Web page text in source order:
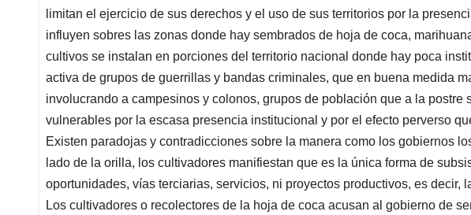
limitan el ejercicio de sus derechos y el uso de sus territorios por la
influyen sobres las zonas donde hay sembrados de hoja de coca,
cultivos se instalan en porciones del territorio nacional donde hay poca
activa de grupos de guerrillas y bandas criminales, que en buena medida
involucrando a campesinos y colonos, grupos de población que a la postre
vulnerables por la escasa presencia institucional y por el efecto perverso
Existen paradojas y contradicciones sobre la manera como los gobiernos
lado de la orilla, los cultivadores manifiestan que es la única forma de
oportunidades, vías terciarias, servicios, ni proyectos productivos, es decir,
Los cultivadores o recolectores de la hoja de coca acusan al gobierno de